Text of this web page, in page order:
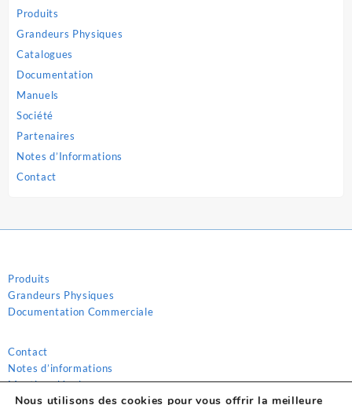
Produits
Grandeurs Physiques
Catalogues
Documentation
Manuels
Société
Partenaires
Notes d’Informations
Contact
Produits
Grandeurs Physiques
Documentation Commerciale
Contact
Notes d’informations
Mentions légales
Nous utilisons des cookies pour vous offrir la meilleure